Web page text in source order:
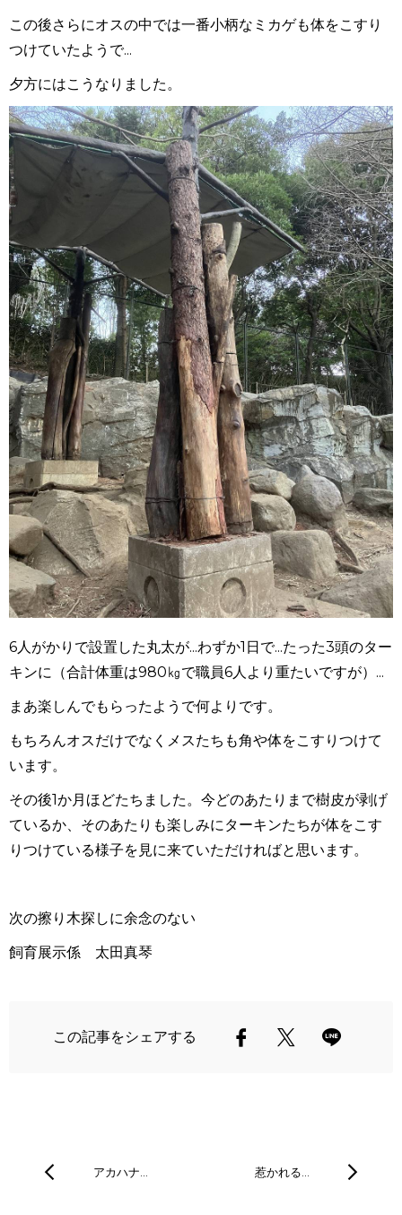
この後さらにオスの中では一番小柄なミカゲも体をこすり
つけていたようで...
夕方にはこうなりました。
6人がかりで設置した丸太が...わずか1日で...たった3頭のター
キンに（合計体重は980㎏で職員6人より重たいですが）...
まあ楽しんでもらったようで何よりです。
もちろんオスだけでなくメスたちも角や体をこすりつけて
います。
その後1か月ほどたちました。今どのあたりまで樹皮が剥げ
ているか、そのあたりも楽しみにターキンたちが体をこす
りつけている様子を見に来ていただければと思います。
次の擦り木探しに余念のない
飼育展示係 太田真琴
この記事をシェアする
アカハナ… 惹かれる…